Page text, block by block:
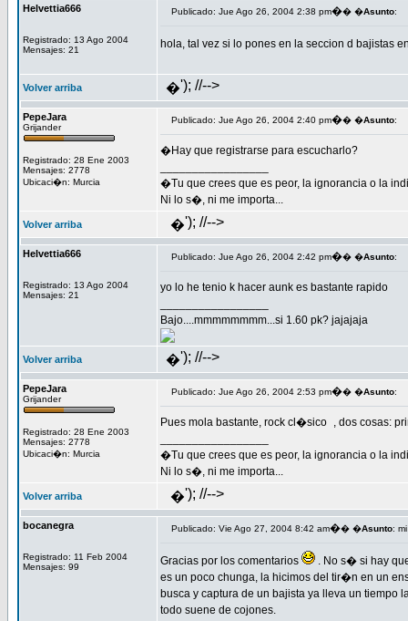
Helvettia666
Registrado: 13 Ago 2004
Mensajes: 21
Publicado: Jue Ago 26, 2004 2:38 pm�� �Asunto:
hola, tal vez si lo pones en la seccion d bajistas
Volver arriba �'); //-->
PepeJara
Grijander
Registrado: 28 Ene 2003
Mensajes: 2778
Ubicaci�n: Murcia
Publicado: Jue Ago 26, 2004 2:40 pm�� �Asunto:
�Hay que registrarse para escucharlo?
�Tu que crees que es peor, la ignorancia o la
Ni lo s�, ni me importa...
Volver arriba �'); //-->
Helvettia666
Registrado: 13 Ago 2004
Mensajes: 21
Publicado: Jue Ago 26, 2004 2:42 pm�� �Asunto:
yo lo he tenio k hacer aunk es bastante rapido
Bajo....mmmmmmmm...si 1.60 pk? jajajaja
Volver arriba �'); //-->
PepeJara
Grijander
Registrado: 28 Ene 2003
Mensajes: 2778
Ubicaci�n: Murcia
Publicado: Jue Ago 26, 2004 2:53 pm�� �Asunto:
Pues mola bastante, rock cl�sico , dos cosas:
�Tu que crees que es peor, la ignorancia o la
Ni lo s�, ni me importa...
Volver arriba �'); //-->
bocanegra
Registrado: 11 Feb 2004
Mensajes: 99
Publicado: Vie Ago 27, 2004 8:42 am�� �Asunto:
Gracias por los comentarios
. No s� si hay
es un poco chunga, la hicimos del tir�n en un
busca y captura de un bajista ya lleva un tiempo
todo suene de cojones.